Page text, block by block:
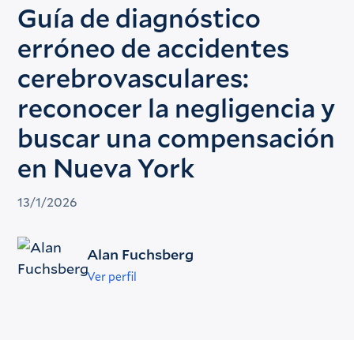
Guía de diagnóstico
erróneo de accidentes
cerebrovasculares:
reconocer la negligencia y
buscar una compensación
en Nueva York
13/1/2026
Alan Fuchsberg
Ver perfil